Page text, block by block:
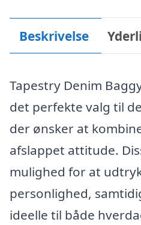
Beskrivelse
Tapestry Denim
det perfekte valg til
der ønsker at
afslappet attitude.
mulighed for at
personlighed,
ideelle til både